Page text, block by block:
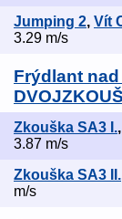
Jumping 2, Vít
3.29 m/s
Frýdlant
Zkouška SA3 I.,
3.87 m/s
Zkouška SA3 II.
m/s